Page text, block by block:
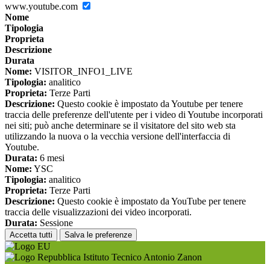
www.youtube.com
Nome
Tipologia
Proprieta
Descrizione
Durata
Nome: VISITOR_INFO1_LIVE
Tipologia: analitico
Proprieta: Terze Parti
Descrizione: Questo cookie è impostato da Youtube per tenere
traccia delle preferenze dell'utente per i video di Youtube incorporati
nei siti; può anche determinare se il visitatore del sito web sta
utilizzando la nuova o la vecchia versione dell'interfaccia di
Youtube.
Durata: 6 mesi
Nome: YSC
Tipologia: analitico
Proprieta: Terze Parti
Descrizione: Questo cookie è impostato da YouTube per tenere
traccia delle visualizzazioni dei video incorporati.
Durata: Sessione
Accetta tutti Salva le preferenze
Istituto Tecnico Antonio Zanon